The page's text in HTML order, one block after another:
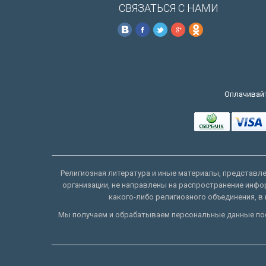
СВЯЗАТЬСЯ С НАМИ
Религиозная литература и иные материалы,
организации, не направлены на распространение
какого-либо религиозного объединения,
Мы получаем и обрабатываем персональные данные